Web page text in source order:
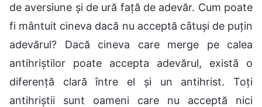
de aversiune și de ură față de adevăr. Cum poate
fi mântuit cineva dacă nu acceptă câtuși de puțin
adevărul? Dacă cineva care merge pe calea
antihriștilor poate accepta adevărul, există o
diferență clară între el și un antihrist. Toți
antihriștii sunt oameni care nu acceptă nici